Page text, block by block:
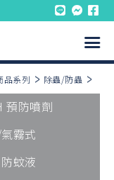
品系列 除蟲/防蟲
預防噴劑
霧式
防蚊液